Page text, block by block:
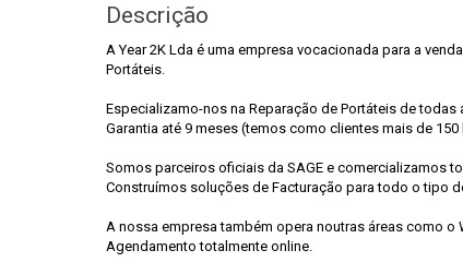
Descrição
A Year 2K Lda é uma empresa vocacionada para a
Portáteis.
Especializamo-nos na Reparação de Portáteis de todas
Garantia até 9 meses (temos como clientes mais de
Somos parceiros oficiais da SAGE e comercializamos
Construímos soluções de Facturação para todo o tipo
A nossa empresa também opera noutras áreas como
Agendamento totalmente online.